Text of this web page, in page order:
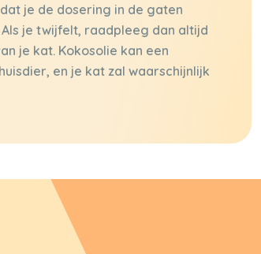
je de dosering in de gaten
je twijfelt, raadpleeg dan altijd
je kat. Kokosolie kan een
en je kat zal waarschijnlijk